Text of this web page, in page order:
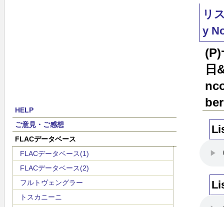
HELP
ご意見・ご感想
FLACデータベース
FLACデータベース(1)
FLACデータベース(2)
フルトヴェングラー
トスカニーニ
リ
y
日